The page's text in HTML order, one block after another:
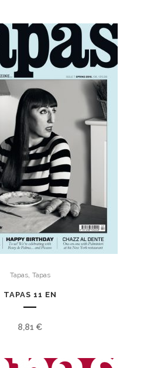
Tapas, Tapas
TAPAS 11 EN
8,81 €